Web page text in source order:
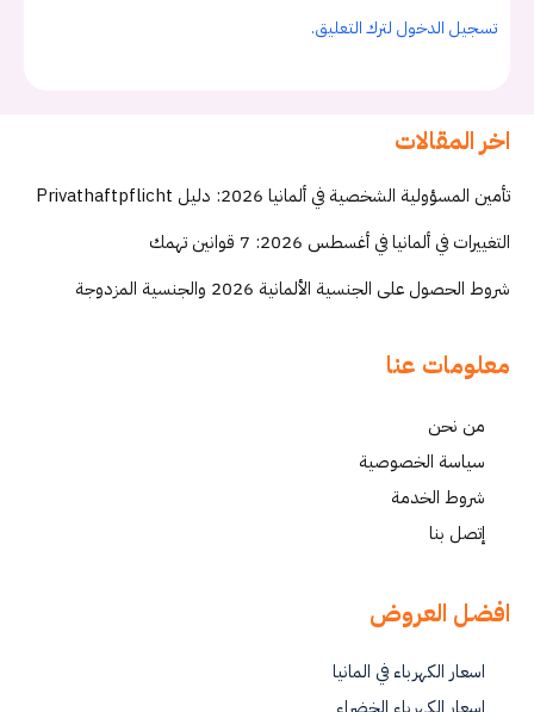
تسجيل الدخول لترك التعليق.
اخر المقالات
تأمين المسؤولية الشخصية في ألمانيا 2026: دليل Privathaftpflicht
التغييرات في ألمانيا في أغسطس 2026: 7 قوانين تهمك
شروط الحصول على الجنسية الألمانية 2026 والجنسية المزدوجة
معلومات عنا
من نحن
سياسة الخصوصية
شروط الخدمة
إتصل بنا
افضل العروض
اسعار الكهرباء في المانيا